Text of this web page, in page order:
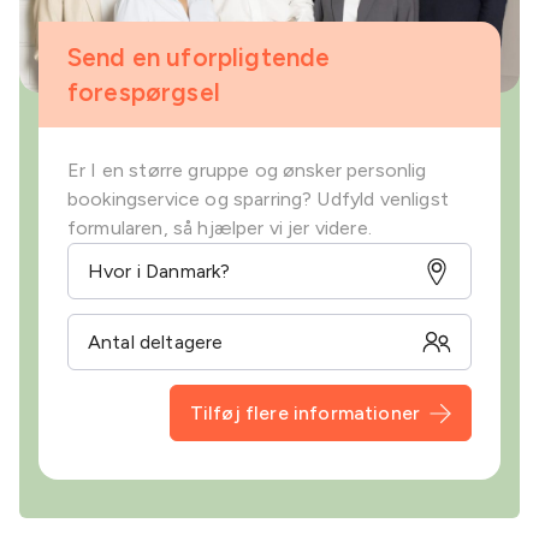
Send en uforpligtende
forespørgsel
Er I en større gruppe og ønsker personlig
bookingservice og sparring? Udfyld venligst
formularen, så hjælper vi jer videre.
Tilføj flere informationer